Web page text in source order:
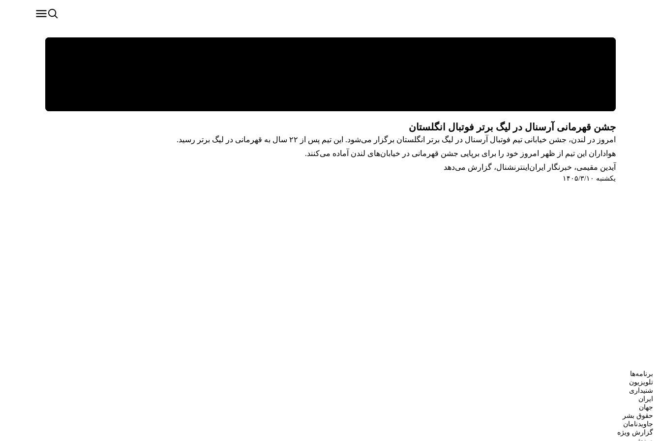
جشن قهرمانی آرسنال در لیگ برتر فوتبال انگلستان
امروز در لندن، جشن خیابانی تیم فوتبال آرسنال در لیگ برتر انگلستان برگزار می‌شود. این تیم پس از ۲۲ سال به قهرمانی در لیگ برتر رسید.
هواداران این تیم از ظهر امروز خود را برای برپایی جشن قهرمانی در خیابان‌های لندن آماده می‌کنند.
آیدین مقیمی، خبرنگار ایران‌اینترنشنال، گزارش می‌دهد
یکشنبه ۱۴۰۵/۳/۱۰
برنامه‌ها
تلویزیون
شنیداری
ایران
جهان
حقوق بشر
جاویدنامان
گزارش ویژه